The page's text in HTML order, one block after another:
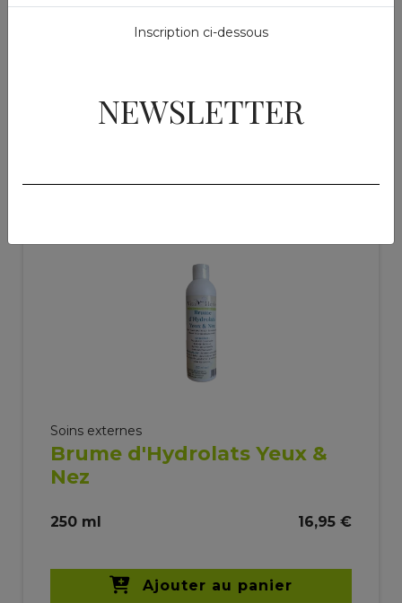
Soins externes
Brume d'Hydrolats Yeux &
Nez
250 ml 16,95 €
Ajouter au panier
Inscription ci-dessous
NEWSLETTER